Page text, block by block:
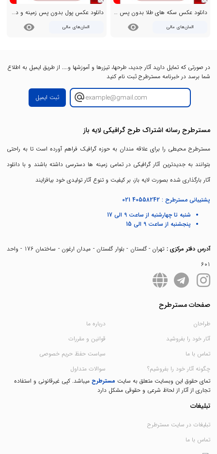
دانلود عکس سکه های طلا بدون پس زمینه و دوربری شده با فرمت png
المان‌های مالی visibility
دانلود عکس پول بدون پس زمینه و دوربری شده با فرمت png
المان‌های مالی visibility
در صورتی که تمایل دارید آثار جدید، طرحها، تیزرها و آموزشها و.... از طریق ایمیل به اطلاع
شما برسد در خبرنامه مسترطرح ثبت نام کنید
ثبت ایمیل
مسترطرح رسانه اشتراک طرح گرافیکی لایه باز
مسترطرح محیطی را برای علاقه مندان به حوزه گرافیک فراهم آورده است تا به راحتی
بتوانند به جدیدترین آثار گرافیکی در تمامی زمینه ها دسترسی داشته باشند و با دانلود
آثار بارگذاری شده بصورت لایه باز، بر کیفیت و تنوع آثار تولیدی خود بیافزایند
پشتیبانی مسترطرح : 021 40558242
شنبه تا چهارشنبه از ساعت 9 الی 17
پنجشنبه از ساعت 9 الی 15
آدرس دفتر مرکزی :
تهران - گلستان - بلوار گلستان - میدان ارغون - ساختمان 176 - واحد
601
صفحات مسترطرح
طراحان
آثار خود را بفروشید
تماس با ما
چگونه آثار خود را بفروشیم؟
درباره ما
قوانین و مقررات
سیاست حفظ حریم خصوصی
سوالات متداول
تمای حقوق این وبسایت متعلق به سایت مسترطرح میباشد. کپی غیرقانونی و استفاده
تجاری از آثار از لحاظ شرعی و حقوقی مشکل دارد
تبلیغات
تبلیغات در سایت مسترطرح
تماس با ما